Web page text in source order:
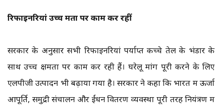
रिफाइनरियां उच्च क्षमता पर काम कर रहीं
सरकार के अनुसार सभी रिफाइनरियां पर्याप्त कच्चे तेल के भंडार के
साथ उच्च क्षमता पर काम कर रही हैं। घरेलू मांग पूरी करने के लिए
एलपीजी उत्पादन भी बढ़ाया गया है। सरकार ने कहा कि भारत में ऊर्जा
आपूर्ति, समुद्री संचालन और ईंधन वितरण व्यवस्था पूरी तरह नियंत्रण में